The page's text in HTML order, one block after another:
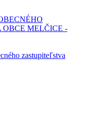
OBCE MELČICE -
zastupiteľstva